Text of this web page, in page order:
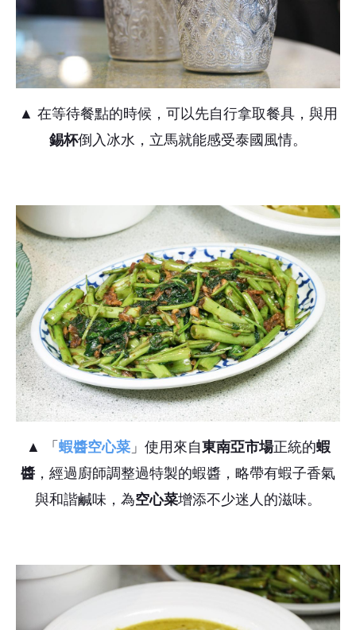
▲ 在等待餐點的時候，可以先自行拿取餐具，與用
錫杯倒入冰水，立馬就能感受泰國風情。
▲ 「 蝦醬空心菜」使用來自東南亞市場正統的蝦
醬 ，經過廚師調整過特製的蝦醬，略帶有蝦子香氣
與和諧鹹味，為空心菜增添不少迷人的滋味。